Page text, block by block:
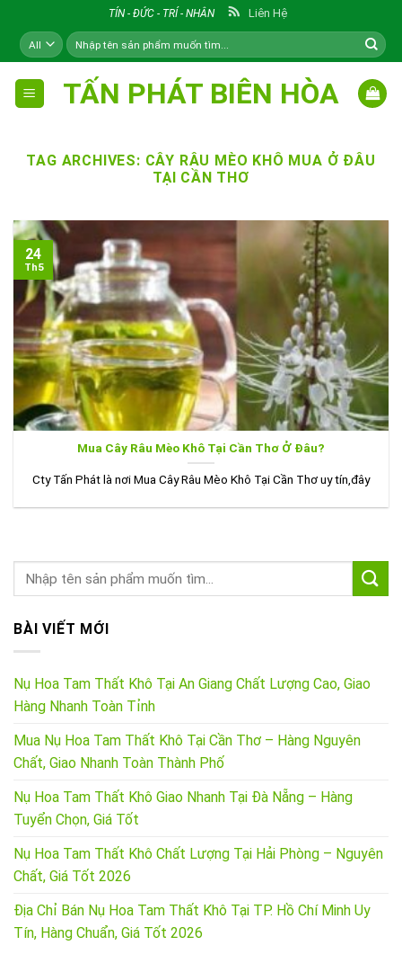
content
TÍN - ĐỨC - TRÍ - NHÂN Liên Hệ
Tìm
kiếm:
TẤN PHÁT BIÊN HÒA
TAG ARCHIVES: CÂY RÂU MÈO KHÔ MUA Ở ĐÂU
TẠI CẦN THƠ
Mua Cây Râu Mèo Khô Tại Cần Thơ Ở Đâu?
Cty Tấn Phát là nơi Mua Cây Râu Mèo Khô Tại Cần Thơ uy tín,đây
24
Th5
BÀI VIẾT MỚI
Nụ Hoa Tam Thất Khô Tại An Giang Chất Lượng Cao, Giao
Hàng Nhanh Toàn Tỉnh
Mua Nụ Hoa Tam Thất Khô Tại Cần Thơ – Hàng Nguyên
Chất, Giao Nhanh Toàn Thành Phố
Nụ Hoa Tam Thất Khô Giao Nhanh Tại Đà Nẵng – Hàng
Tuyển Chọn, Giá Tốt
Nụ Hoa Tam Thất Khô Chất Lượng Tại Hải Phòng – Nguyên
Chất, Giá Tốt 2026
Địa Chỉ Bán Nụ Hoa Tam Thất Khô Tại TP. Hồ Chí Minh Uy
Tín, Hàng Chuẩn, Giá Tốt 2026